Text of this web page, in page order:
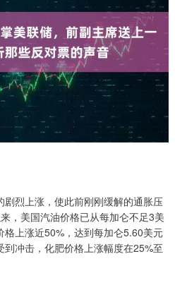
烈上涨，使此前刚刚缓解的通胀压
，美国汽油价格已从每加仑不足3美
上涨近50%，达到每加仑5.60美元
冲击，化肥价格上涨幅度在25%至